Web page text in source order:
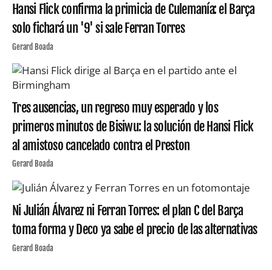
Hansi Flick confirma la primicia de Culemanía: el Barça
solo fichará un '9' si sale Ferran Torres
Gerard Boada
Tres ausencias, un regreso muy esperado y los
primeros minutos de Bisiwu: la solución de Hansi Flick
al amistoso cancelado contra el Preston
Gerard Boada
Ni Julián Álvarez ni Ferran Torres: el plan C del Barça
toma forma y Deco ya sabe el precio de las alternativas
Gerard Boada